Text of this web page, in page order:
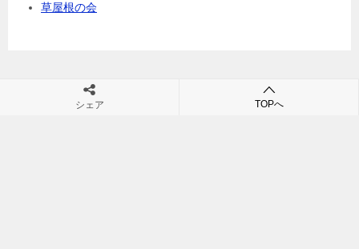
草屋根の会
シェア TOPへ